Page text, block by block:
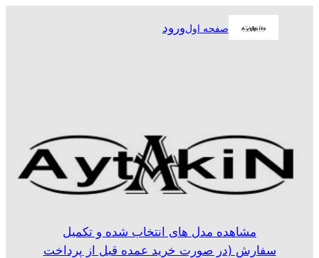
صفحه اولورود
مشاهده مدل های انتخاب شده و تکمیل
سفارش (در صورت خرید عمده قبل از پرداخت